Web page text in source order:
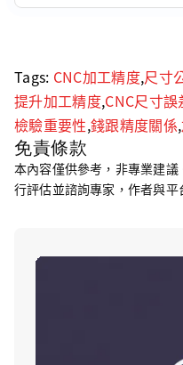
Tags: CNC加工精度,尺寸
提升加工精度,CNC尺寸誤
檢驗重要性,錢跟精度關係,
免責條款
本內容僅供參考，非專業建
行評估並諮詢專家，作者與平